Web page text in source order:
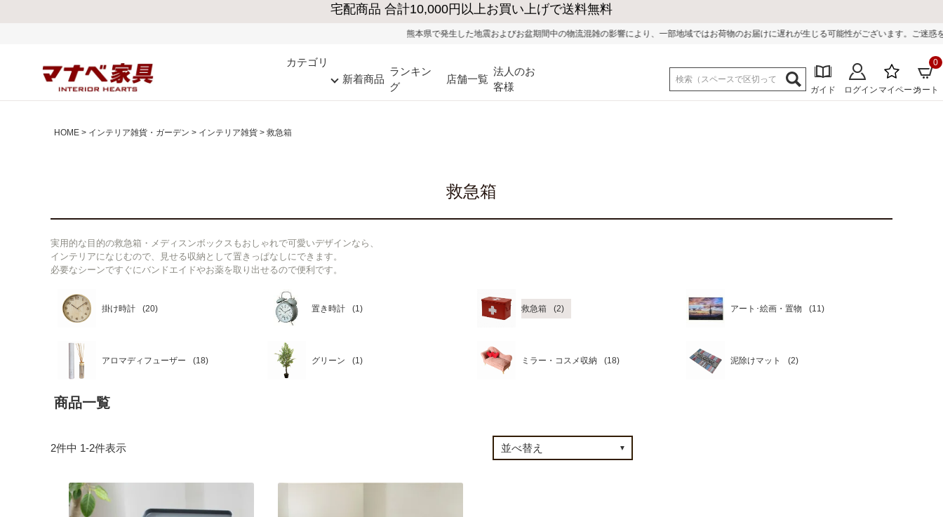
熊本県で発生した地震およびお盆期間中の物流混雑の影響により、一部地域ではお荷物のお届けに遅れが生じる可能性がございます。ご迷惑をおかけし
カテゴリ
新着商品
ランキン
グ
店舗一覧
法人のお
客様
ガイド ログイン マイページカート
0
HOME インテリア雑貨・ガーデン インテリア雑貨 救急箱
救急箱
実用的な目的の救急箱・メディスンボックスもおしゃれで可愛いデザインなら、
インテリアになじむので、見せる収納として置きっぱなしにできます。
必要なシーンですぐにバンドエイドやお薬を取り出せるので便利です。
掛け時計 置き時計 救急箱 アート･絵画・置物
アロマディフューザー グリーン ミラー・コスメ収納 泥除けマット
商品一覧
2件中 1-2件表示